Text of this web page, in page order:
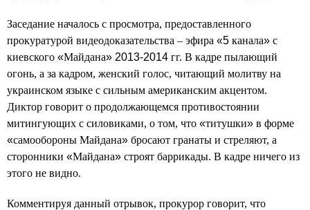
Заседание началось с просмотра, предоставленного
прокуратурой видеодоказательства – эфира «5 канала» с
киевского «Майдана» 2013-2014 гг. В кадре пылающий
огонь, а за кадром, женский голос, читающий молитву на
украинском языке с сильным американским акцентом.
Диктор говорит о продолжающемся противостоянии
митингующих с силовиками, о том, что «титушки» в форме
«самообороны Майдана» бросают гранаты и стреляют, а
сторонники «Майдана» строят баррикады. В кадре ничего из
этого не видно.
Комментируя данный отрывок, прокурор говорит, что